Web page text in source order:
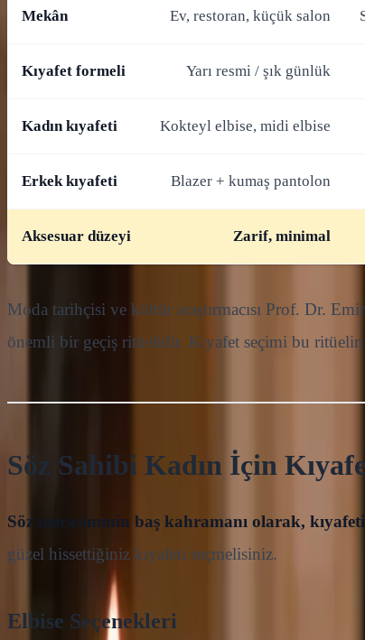
Mekân Ev, restoran, küçük salon
Kıyafet formeli Yarı resmi / şık günlük
Kadın kıyafeti Kokteyl elbise, midi elbise
Erkek kıyafeti Blazer + kumaş pantolon
Aksesuar düzeyi Zarif, minimal
Moda tarihçisi ve kültür araştırmacısı Prof. Dr.
önemli bir geçiş ritüelidir. Kıyafet seçimi bu ritüelin
Söz Sahibi Kadın İçin
Söz merasiminin baş kahramanı olarak,
güzel hissettiğiniz kıyafeti seçmelisiniz.
Elbise Seçenekleri